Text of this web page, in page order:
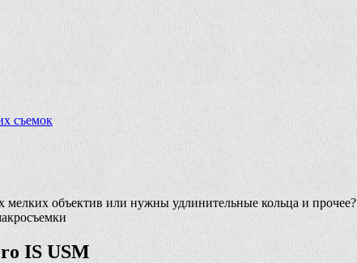
съемок
мелких объектив или нужны удлинительные кольца и прочее?
IS USM